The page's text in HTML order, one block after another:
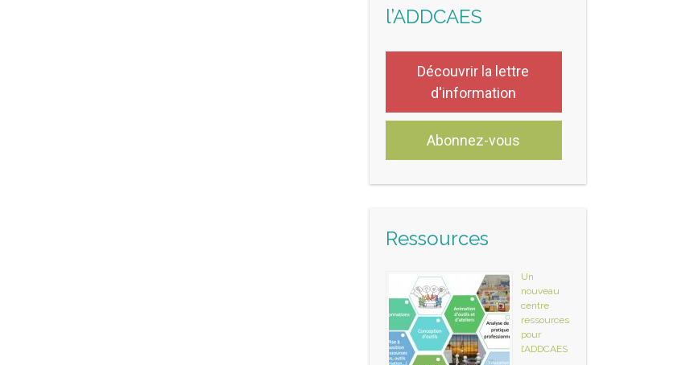
l’ADDCAES
Découvrir la lettre
d'information
Abonnez-vous
Ressources
Un
nouveau
centre
ressources
pour
l’ADDCAES